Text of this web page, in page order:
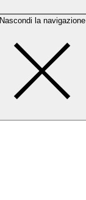
Nascondi la navigazione